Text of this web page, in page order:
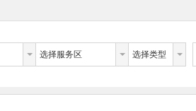
选择服务区 选择类型